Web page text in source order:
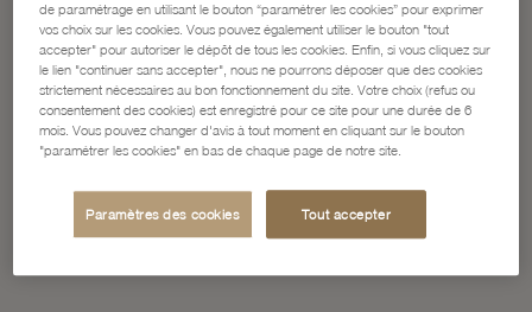
de paramétrage en utilisant le bouton “paramétrer les cookies” pour exprimer
vos choix sur les cookies. Vous pouvez également utiliser le bouton "tout
accepter" pour autoriser le dépôt de tous les cookies. Enfin, si vous cliquez sur
le lien "continuer sans accepter", nous ne pourrons déposer que des cookies
strictement nécessaires au bon fonctionnement du site. Votre choix (refus ou
consentement des cookies) est enregistré pour ce site pour une durée de 6
mois. Vous pouvez changer d'avis à tout moment en cliquant sur le bouton
"paramétrer les cookies" en bas de chaque page de notre site.
Paramètres des cookies Tout accepter